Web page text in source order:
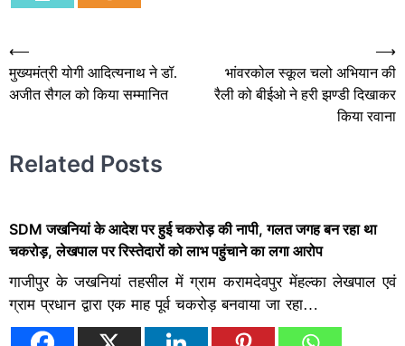
Post
navigation
⟵
मुख्यमंत्री योगी आदित्यनाथ ने डॉ.
अजीत सैगल को किया सम्मानित
भांवरकोल स्कूल चलो अभियान की
रैली को बीईओ ने हरी झण्डी दिखाकर
किया रवाना
⟶
Related Posts
SDM जखनियां के आदेश पर हुई चकरोड़ की नापी, गलत जगह बन रहा था
चकरोड़, लेखपाल पर रिस्तेदारों को लाभ पहुंचाने का लगा आरोप
गाजीपुर के जखनियां तहसील में ग्राम करामदेवपुर मेंहल्का लेखपाल एवं
ग्राम प्रधान द्वारा एक माह पूर्व चकरोड़ बनवाया जा रहा…